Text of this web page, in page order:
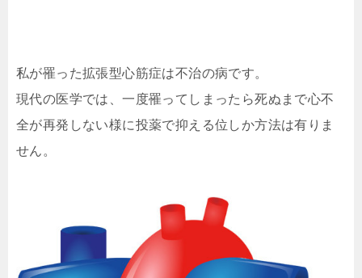
私が罹った拡張型心筋症は不治の病です。
現代の医学では、一度罹ってしまったら死ぬまで心不
全が再発しない様に投薬で抑える位しか方法は有りま
せん。